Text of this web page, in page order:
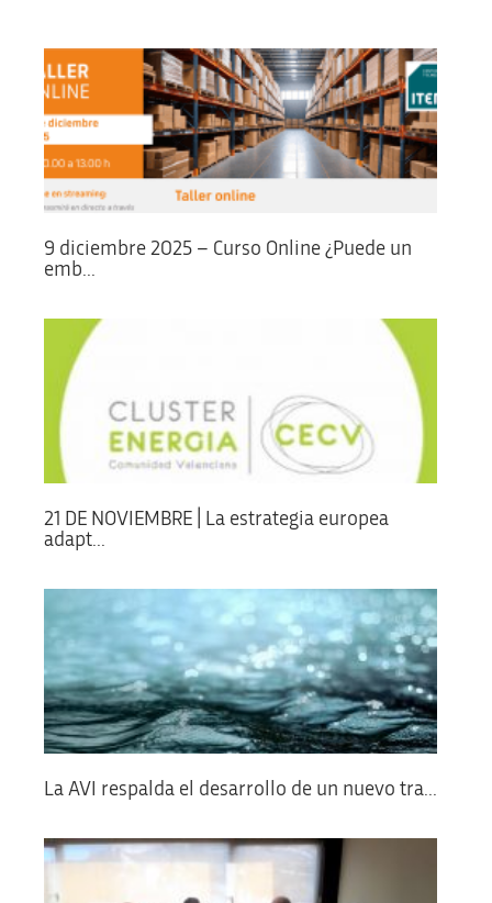
9 diciembre 2025 – Curso Online ¿Puede un
emb...
21 DE NOVIEMBRE | La estrategia europea
adapt...
La AVI respalda el desarrollo de un nuevo tra...